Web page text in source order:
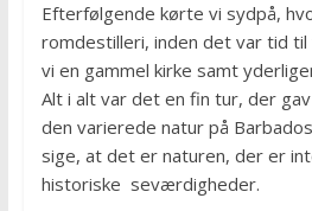
Efterfølgende kørte vi sydpå,
romdestilleri, inden det var tid
vi en gammel kirke samt
Alt i alt var det en fin tur, der
den varierede natur på
sige, at det er naturen, der er
historiske seværdigheder.